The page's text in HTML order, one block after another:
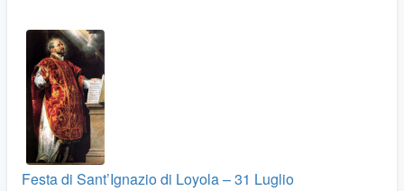
Festa di Sant’Ignazio di Loyola – 31 Luglio